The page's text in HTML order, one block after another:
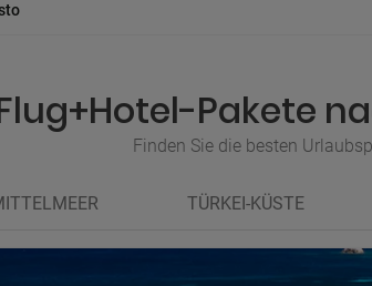
Pakete
Finden Sie die besten
TÜRKEI-KÜSTE